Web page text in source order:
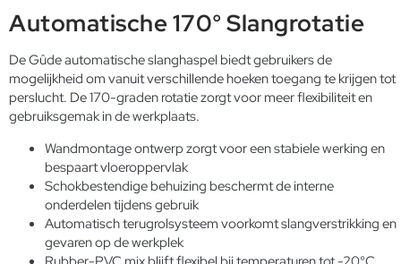
Automatische 170° Slangrotatie
De Gûde automatische slanghaspel biedt gebruikers de
mogelijkheid om vanuit verschillende hoeken toegang te krijgen tot
perslucht. De 170-graden rotatie zorgt voor meer flexibiliteit en
gebruiksgemak in de werkplaats.
Wandmontage ontwerp zorgt voor een stabiele werking en
bespaart vloeroppervlak
Schokbestendige behuizing beschermt de interne
onderdelen tijdens gebruik
Automatisch terugrolsysteem voorkomt slangverstrikking en
gevaren op de werkplek